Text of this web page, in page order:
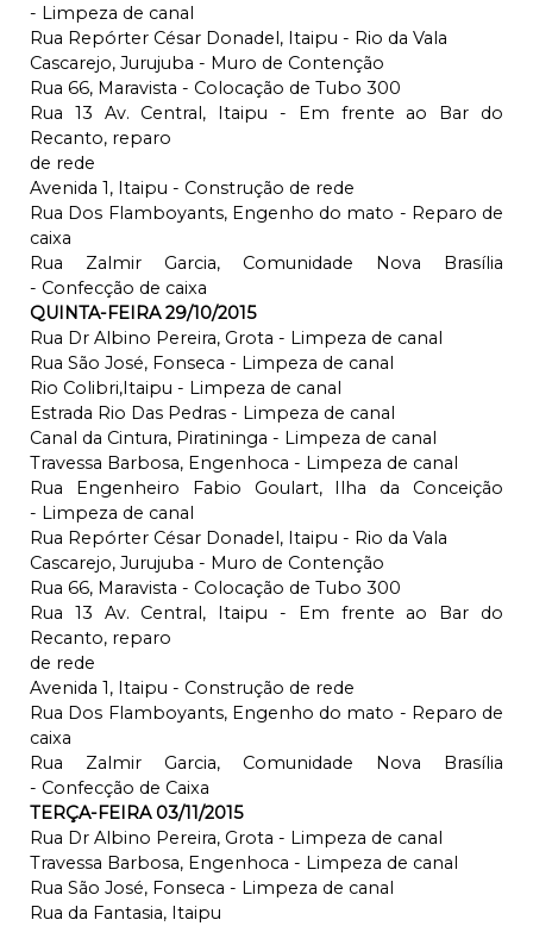
- Limpeza de canal
Rua Repórter César Donadel, Itaipu - Rio da Vala
Cascarejo, Jurujuba - Muro de Contenção
Rua 66, Maravista - Colocação de Tubo 300
Rua 13 Av. Central, Itaipu - Em frente ao Bar do
Recanto, reparo
de rede
Avenida 1, Itaipu - Construção de rede
Rua Dos Flamboyants, Engenho do mato - Reparo de
caixa
Rua Zalmir Garcia, Comunidade Nova Brasília
- Confecção de caixa
QUINTA-FEIRA 29/10/2015
Rua Dr Albino Pereira, Grota - Limpeza de canal
Rua São José, Fonseca - Limpeza de canal
Rio Colibri,Itaipu - Limpeza de canal
Estrada Rio Das Pedras - Limpeza de canal
Canal da Cintura, Piratininga - Limpeza de canal
Travessa Barbosa, Engenhoca - Limpeza de canal
Rua Engenheiro Fabio Goulart, Ilha da Conceição
- Limpeza de canal
Rua Repórter César Donadel, Itaipu - Rio da Vala
Cascarejo, Jurujuba - Muro de Contenção
Rua 66, Maravista - Colocação de Tubo 300
Rua 13 Av. Central, Itaipu - Em frente ao Bar do
Recanto, reparo
de rede
Avenida 1, Itaipu - Construção de rede
Rua Dos Flamboyants, Engenho do mato - Reparo de
caixa
Rua Zalmir Garcia, Comunidade Nova Brasília
- Confecção de Caixa
TERÇA-FEIRA 03/11/2015
Rua Dr Albino Pereira, Grota - Limpeza de canal
Travessa Barbosa, Engenhoca - Limpeza de canal
Rua São José, Fonseca - Limpeza de canal
Rua da Fantasia, Itaipu